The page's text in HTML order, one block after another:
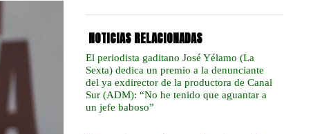
NOTICIAS RELACIONADAS
El periodista gaditano José Yélamo (La
Sexta) dedica un premio a la denunciante
del ya exdirector de la productora de Canal
Sur (ADM): “No he tenido que aguantar a
un jefe baboso”